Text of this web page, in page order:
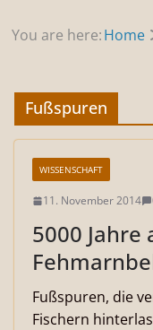
You are here:Home
Fußspuren
WISSENSCHAFT
11. November 2014
5000
Fußspuren, die
Fischern